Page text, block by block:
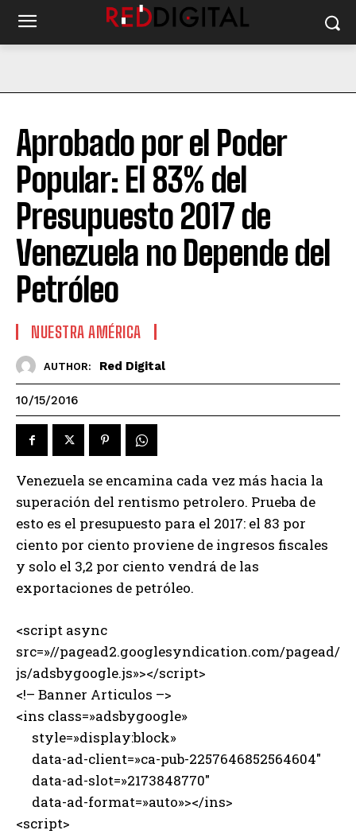
Aprobado por el Poder
Popular: El 83% del
Presupuesto 2017 de
Venezuela no Depende del
Petróleo
NUESTRA AMÉRICA
AUTHOR: Red Digital
10/15/2016
Venezuela se encamina cada vez más hacia la
superación del rentismo petrolero. Prueba de
esto es el presupuesto para el 2017: el 83 por
ciento por ciento proviene de ingresos fiscales
y solo el 3,2 por ciento vendrá de las
exportaciones de petróleo.
<script async
src=»//pagead2.googlesyndication.com/pagead/
js/adsbygoogle.js»></script>
<!– Banner Articulos –>
<ins class=»adsbygoogle»
style=»display:block»
data-ad-client=»ca-pub-2257646852564604″
data-ad-slot=»2173848770″
data-ad-format=»auto»></ins>
<script>